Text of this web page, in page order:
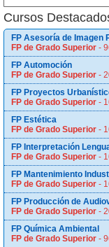
Cursos
FP Asesoría de Imagen
FP de Grado Superior -
FP Automoción
FP de Grado Superior -
FP Proyectos
FP de Grado Superior -
FP Estética
FP de Grado Superior -
FP Interpretación
FP de Grado Superior -
FP Mantenimiento
FP de Grado Superior -
FP Producción de
FP de Grado Superior -
FP Química Ambiental
FP de Grado Superior -